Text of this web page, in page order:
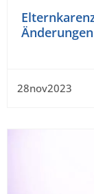
28nov2023